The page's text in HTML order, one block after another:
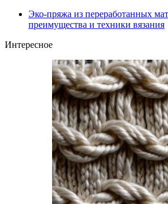
Эко-пряжа из переработанных
преимущества и техники вязания
Интересное